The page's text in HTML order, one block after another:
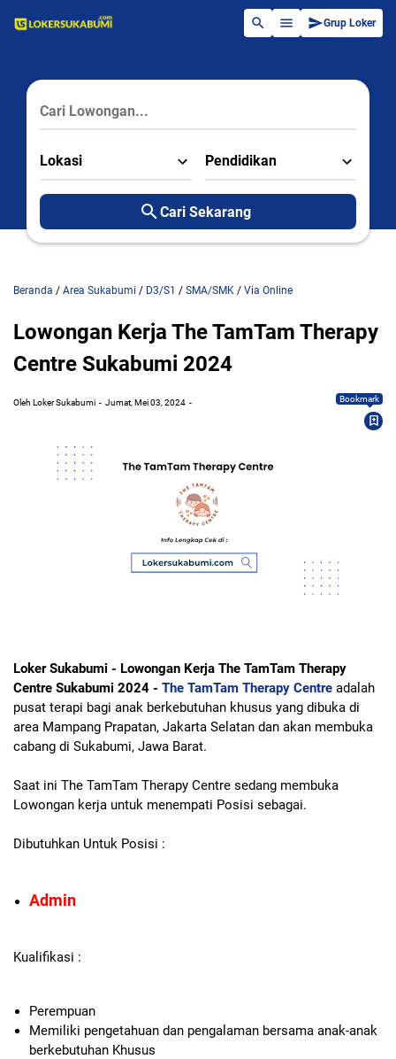
Grup Loker
Lokasi Pendidikan
Cari Sekarang
Beranda / Area Sukabumi / D3/S1 / SMA/SMK / Via Online
Lowongan Kerja The TamTam Therapy
Centre Sukabumi 2024
Oleh Loker Sukabumi Jumat, Mei 03, 2024 Bookmark
Loker Sukabumi - Lowongan Kerja The TamTam Therapy
Centre Sukabumi 2024 - The TamTam Therapy Centre adalah
pusat terapi bagi anak berkebutuhan khusus yang dibuka di
area Mampang Prapatan, Jakarta Selatan dan akan membuka
cabang di Sukabumi, Jawa Barat.
Saat ini The TamTam Therapy Centre sedang membuka
Lowongan kerja untuk menempati Posisi sebagai.
Dibutuhkan Untuk Posisi :
Admin
Kualifikasi :
Perempuan
Memiliki pengetahuan dan pengalaman bersama anak-anak
berkebutuhan Khusus